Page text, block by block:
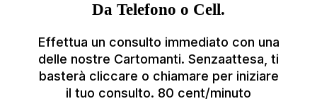
Da Telefono o Cell.
Effettua un consulto immediato con una
delle nostre Cartomanti. Senzaattesa, ti
basterà cliccare o chiamare per iniziare
il tuo consulto. 80 cent/minuto